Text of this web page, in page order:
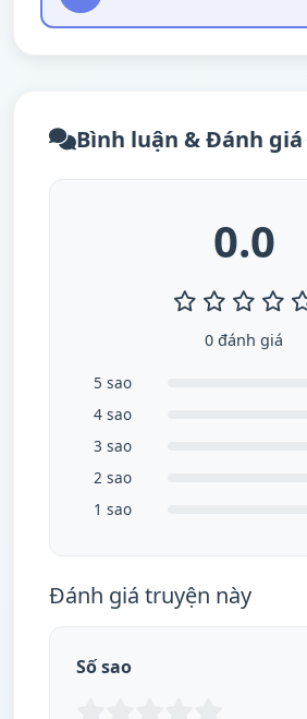
Bình luận & Đánh giá
0.0
0 đánh giá
5 sao
4 sao
3 sao
2 sao
1 sao
Đánh giá truyện này
Số sao